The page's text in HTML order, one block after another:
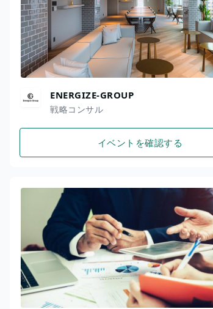
ENERGIZE-GROUP
戦略コンサル
イベントを確認する